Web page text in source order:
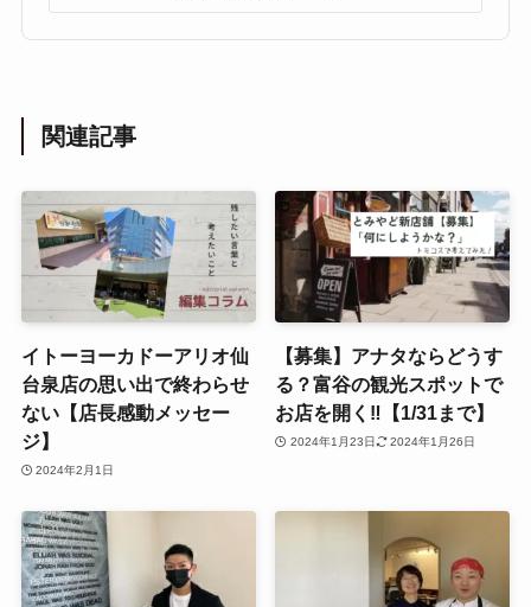
関連記事
イトーヨーカドーアリオ仙
台泉店の思い出で終わらせ
ない【店長感動メッセー
ジ】
2024年2月1日
【募集】アナタならどうす
る？富谷の観光スポットで
お店を開く‼【1/31まで】
2024年1月23日 2024年1月26日